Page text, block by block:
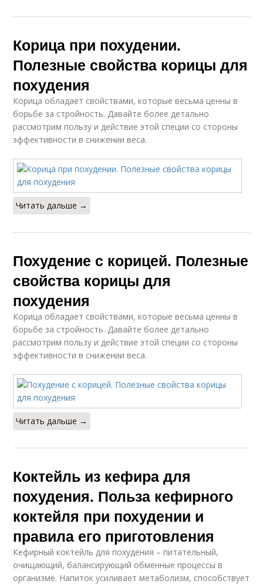
Корица при похудении.
Полезные свойства корицы для
похудения
Корица обладает свойствами, которые весьма ценны в
борьбе за стройность. Давайте более детально
рассмотрим пользу и действие этой специи со стороны
эффективности в снижении веса.
Читать дальше →
Похудение с корицей. Полезные
свойства корицы для
похудения
Корица обладает свойствами, которые весьма ценны в
борьбе за стройность. Давайте более детально
рассмотрим пользу и действие этой специи со стороны
эффективности в снижении веса.
Читать дальше →
Коктейль из кефира для
похудения. Польза кефирного
коктейля при похудении и
правила его приготовления
Кефирный коктейль для похудения – питательный,
очищающий, балансирующий обменные процессы в
организме. Напиток усиливает метаболизм, способствует